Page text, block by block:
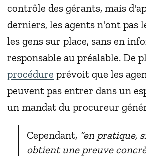
contrôle des gérants, mais
derniers, les agents n'ont pas
les gens sur place, sans en
responsable au préalable. De
procédure prévoit que les
peuvent pas entrer dans un
un mandat du procureur
Cependant, “en pratique,
obtient une preuve